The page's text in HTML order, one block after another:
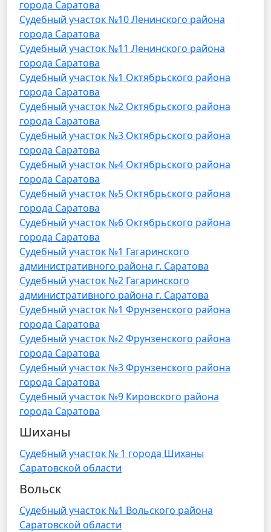
города Саратова
Судебный участок №10 Ленинского района
города Саратова
Судебный участок №11 Ленинского района
города Саратова
Судебный участок №1 Октябрьского района
города Саратова
Судебный участок №2 Октябрьского района
города Саратова
Судебный участок №3 Октябрьского района
города Саратова
Судебный участок №4 Октябрьского района
города Саратова
Судебный участок №5 Октябрьского района
города Саратова
Судебный участок №6 Октябрьского района
города Саратова
Судебный участок №1 Гагаринского
административного района г. Саратова
Судебный участок №2 Гагаринского
административного района г. Саратова
Судебный участок №1 Фрунзенского района
города Саратова
Судебный участок №2 Фрунзенского района
города Саратова
Судебный участок №3 Фрунзенского района
города Саратова
Судебный участок №9 Кировского района
города Саратова
Шиханы
Судебный участок № 1 города Шиханы
Саратовской области
Вольск
Судебный участок №1 Вольского района
Саратовской области